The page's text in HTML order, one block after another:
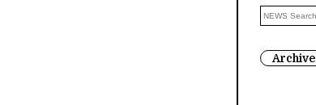
Archive